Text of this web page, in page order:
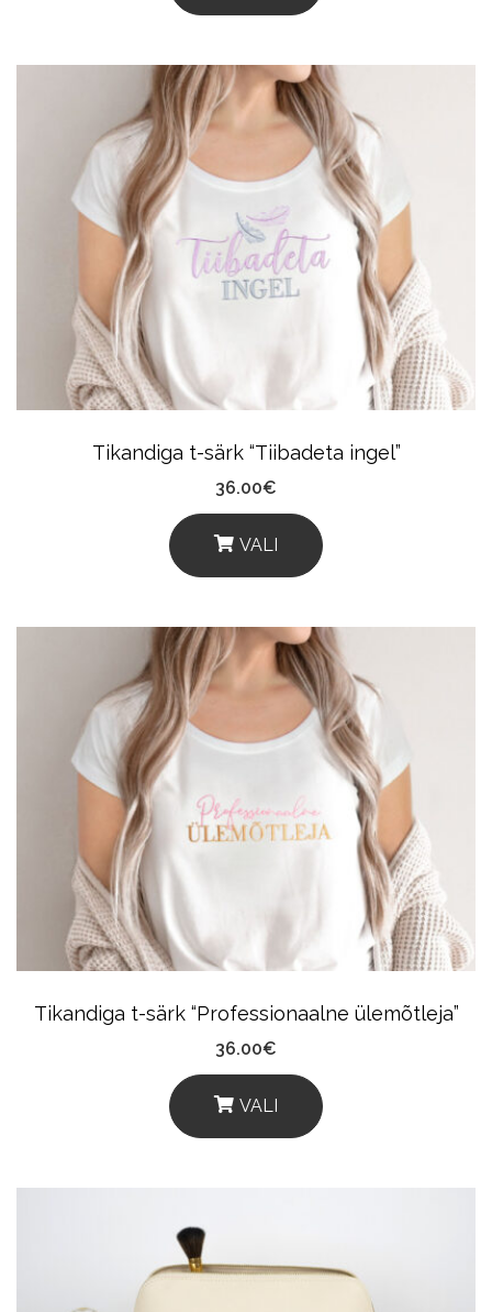
This
Has
Multiple
Variants.
Options
May
Be
The
Product
Tikandiga t-särk “Tiibadeta ingel”
36.00€
VALI
This
Has
Multiple
Variants.
May
The
Product
Tikandiga t-särk “Professionaalne ülemõtleja”
36.00€
VALI
This
Variants.